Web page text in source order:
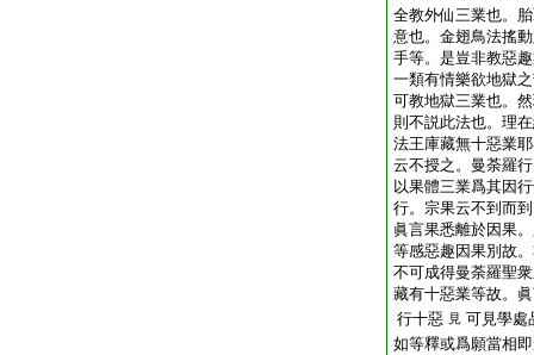
全教外仙三業也。
意也。金翅鳥法搖
手等。是豈非教惡
一類有情樂欲地獄
可教地獄三業也。
則不説此法也。理
法王庫藏無十惡業
云不授之。曼荼羅
以果體三業爲其因
行。宗果云不到而
眞言果悉離於因果
等感惡趣因果別故
不可成得曼荼羅聖
藏有十惡業等故。
行十惡 見 可見學處
如等釋或爲願當相